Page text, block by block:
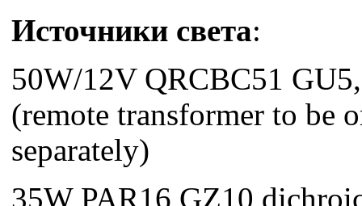
Источники света:
50W/12V QRCBC51
(remote transformer to be
separately)
35W PAR16 GZ10